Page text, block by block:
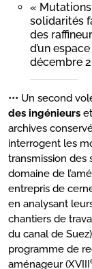
«
solidarités
des
d’un
décembre
••• Un second
des ingénieurs
archives
interrogent les
transmission des
domaine de
entrepris de
en analysant
chantiers de
du canal de
programme de
aménageur (XVIII